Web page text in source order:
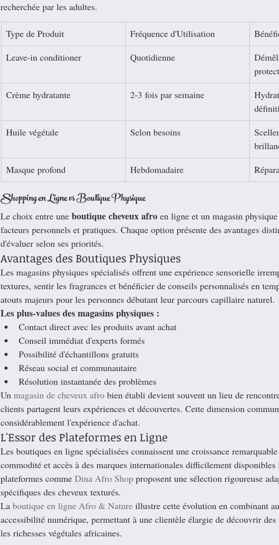
recherchée par les adultes.
Type de Produit Fréquence d'Utilisation
Leave-in conditioner
Quotidienne
Crème hydratante
2-3 fois par semaine
Huile végétale
Selon besoins
Masque profond
Hebdomadaire
Shopping en Ligne vs Boutique Physique
Le choix entre une boutique cheveux afro en ligne et un magasin
facteurs personnels et pratiques. Chaque option présente des avantages
d'évaluer selon ses priorités.
Avantages des Boutiques Physiques
Les magasins physiques spécialisés offrent une expérience sensorielle
textures, sentir les fragrances et bénéficier de conseils personnalisés en
atouts majeurs pour les personnes débutant leur parcours capillaire naturel.
Les plus-values des magasins physiques :
Contact direct avec les produits avant achat
Conseil immédiat d'experts formés
Possibilité d'échantillons gratuits
Réseau social et communautaire
Résolution instantanée des problèmes
Un magasin de cheveux afro bien établi devient souvent un lieu de
clients partagent leurs expériences et découvertes. Cette dimension
considérablement l'expérience d'achat.
L'Essor des Plateformes en Ligne
Les boutiques en ligne spécialisées connaissent une croissance
commodité et accès à des marques internationales difficilement
plateformes comme Dina Afro Shop proposent une sélection rigoureuse
spécifiques des cheveux texturés.
La boutique en ligne Afro & Nature illustre cette évolution en combinant
accessibilité numérique, permettant à une clientèle élargie de découvrir des
les richesses végétales africaines.